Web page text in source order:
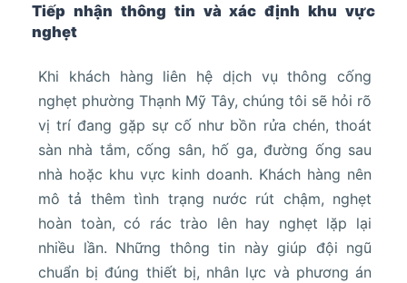
Tiếp nhận thông tin và xác định khu vực
nghẹt
Khi khách hàng liên hệ dịch vụ thông cống
nghẹt phường Thạnh Mỹ Tây, chúng tôi sẽ hỏi rõ
vị trí đang gặp sự cố như bồn rửa chén, thoát
sàn nhà tắm, cống sân, hố ga, đường ống sau
nhà hoặc khu vực kinh doanh. Khách hàng nên
mô tả thêm tình trạng nước rút chậm, nghẹt
hoàn toàn, có rác trào lên hay nghẹt lặp lại
nhiều lần. Những thông tin này giúp đội ngũ
chuẩn bị đúng thiết bị, nhân lực và phương án